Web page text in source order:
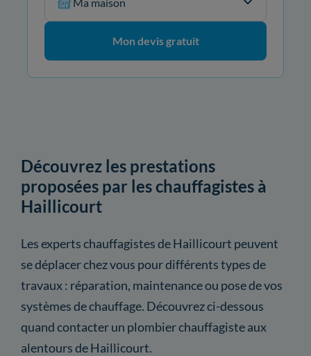
Mon devis gratuit
Découvrez les prestations
proposées par les chauffagistes à
Haillicourt
Les experts chauffagistes de Haillicourt peuvent
se déplacer chez vous pour différents types de
travaux : réparation, maintenance ou pose de vos
systèmes de chauffage. Découvrez ci-dessous
quand contacter un plombier chauffagiste aux
alentours de Haillicourt.